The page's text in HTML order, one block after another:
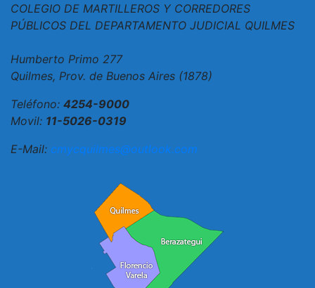
COLEGIO DE MARTILLEROS Y CORREDORES
PÚBLICOS DEL DEPARTAMENTO JUDICIAL QUILMES
Humberto Primo 277
Quilmes, Prov. de Buenos Aires (1878)
Teléfono: 4254-9000
Movil: 11-5026-0319
E-Mail: cmycquilmes@outlook.com